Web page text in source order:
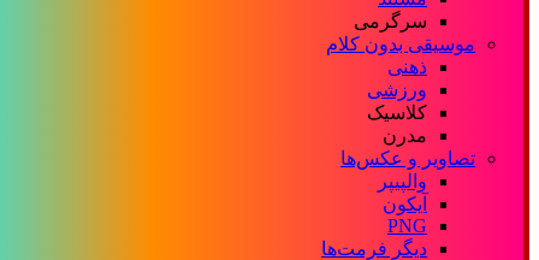
سرگرمی
موسیقی بدون کلام
ذهنی
ورزشی
کلاسیک
مدرن
تصاویر و عکس‌ها
والپیپر
آیکون
PNG
دیگر فرمت‌ها